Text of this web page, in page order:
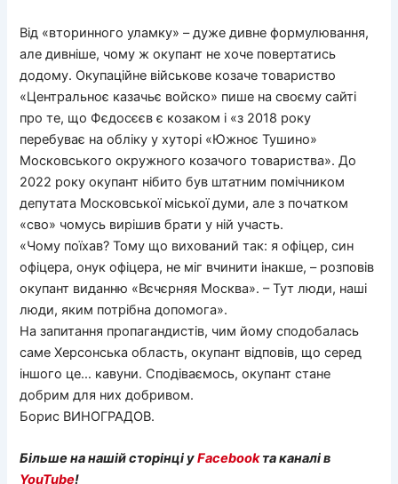
Від «вторинного уламку» – дуже дивне формулювання,
але дивніше, чому ж окупант не хоче повертатись
додому. Окупаційне військове козаче товариство
«Центральноє казачьє войско» пише на своєму сайті
про те, що Фєдосєєв є козаком і «з 2018 року
перебуває на обліку у хуторі «Южноє Тушино»
Московського окружного козачого товариства». До
2022 року окупант нібито був штатним помічником
депутата Московської міської думи, але з початком
«сво» чомусь вирішив брати у ній участь.
«Чому поїхав? Тому що вихований так: я офіцер, син
офіцера, онук офіцера, не міг вчинити інакше, – розповів
окупант виданню «Вєчєрняя Москва». – Тут люди, наші
люди, яким потрібна допомога».
На запитання пропагандистів, чим йому сподобалась
саме Херсонська область, окупант відповів, що серед
іншого це… кавуни. Сподіваємось, окупант стане
добрим для них добривом.
Борис ВИНОГРАДОВ.
Більше на нашій сторінці уFacebookта каналі в
YouTube!